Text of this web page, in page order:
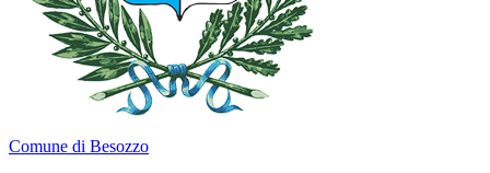
Comune di Besozzo